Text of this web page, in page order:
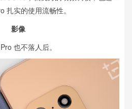
扎实的使用流畅性。
影像
也不落人后。